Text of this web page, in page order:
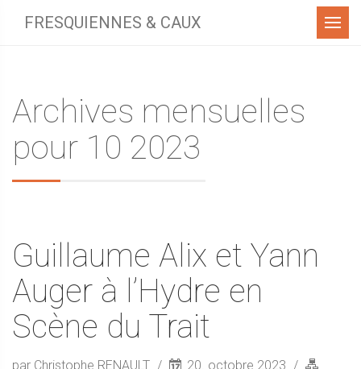
FRESQUIENNES & CAUX Menu
Archives mensuelles
pour 10 2023
Guillaume Alix et Yann
Auger à l’Hydre en
Scène du Trait
par Christophe RENAULT
20. octobre 2023